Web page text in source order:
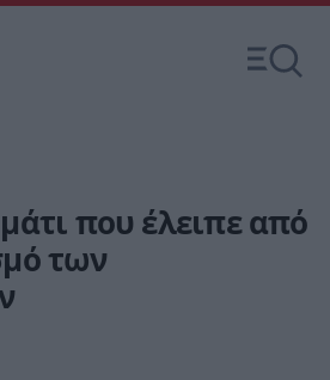
που έλειπε από
των